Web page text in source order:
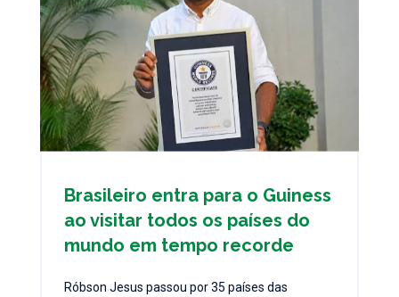
Brasileiro entra para o Guiness
ao visitar todos os países do
mundo em tempo recorde
Róbson Jesus passou por 35 países das